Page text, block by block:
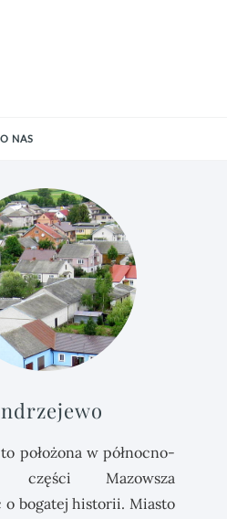
NAS
położona w północno-
części Mazowsza
o bogatej historii. Miasto